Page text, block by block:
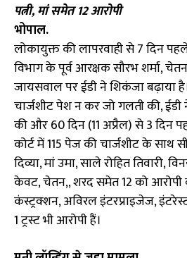
पत्नी, मां समेत 12 आरोपी
भोपाल.
लोकायुक्त की लापरवाही से 7 दिन
विभाग के पूर्व आरक्षक सौरभ शर्मा,
जायसवाल पर ईडी ने शिकंजा बढ़ाया
चार्जशीट पेश न कर जो गलती की,
की और 60 दिन (11 अप्रैल) से 3 दिन
कोर्ट में 115 पेज की चार्जशीट के साथ
दिव्या, मां उमा, साले रोहित तिवारी,
केवट, चेतन,, शरद समेत 12 को आरोपी
कंस्ट्रक्शन, अविरल इंटरप्राइजेज,
1 ट्रस्ट भी आरोपी हैं।